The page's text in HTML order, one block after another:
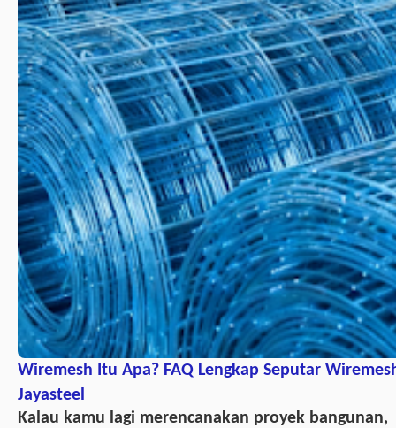
Wiremesh Itu Apa? FAQ Lengkap Seputar
Jayasteel
Kalau kamu lagi merencanakan proyek bangunan,